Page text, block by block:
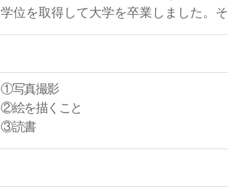
学位を取得して大学を卒業しました。
①写真撮影
②絵を描くこと
③読書